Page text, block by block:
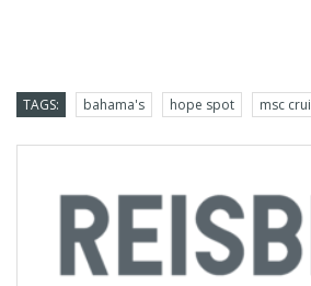
TAGS: bahama's hope spot msc